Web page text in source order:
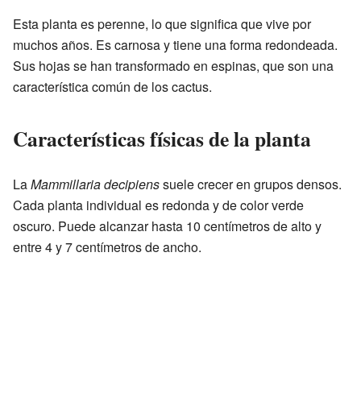
Esta planta es perenne, lo que significa que vive por
muchos años. Es carnosa y tiene una forma redondeada.
Sus hojas se han transformado en espinas, que son una
característica común de los cactus.
Características físicas de la planta
LaMammillaria decipienssuele crecer en grupos densos.
Cada planta individual es redonda y de color verde
oscuro. Puede alcanzar hasta 10 centímetros de alto y
entre 4 y 7 centímetros de ancho.